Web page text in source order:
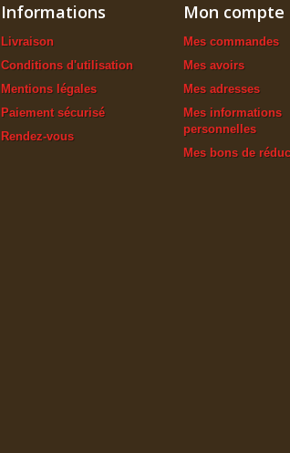
Informations
Livraison
Conditions d'utilisation
Mentions légales
Paiement sécurisé
Rendez-vous
Mon compte
Mes commandes
Mes avoirs
Mes adresses
Mes informations
personnelles
Mes bons de